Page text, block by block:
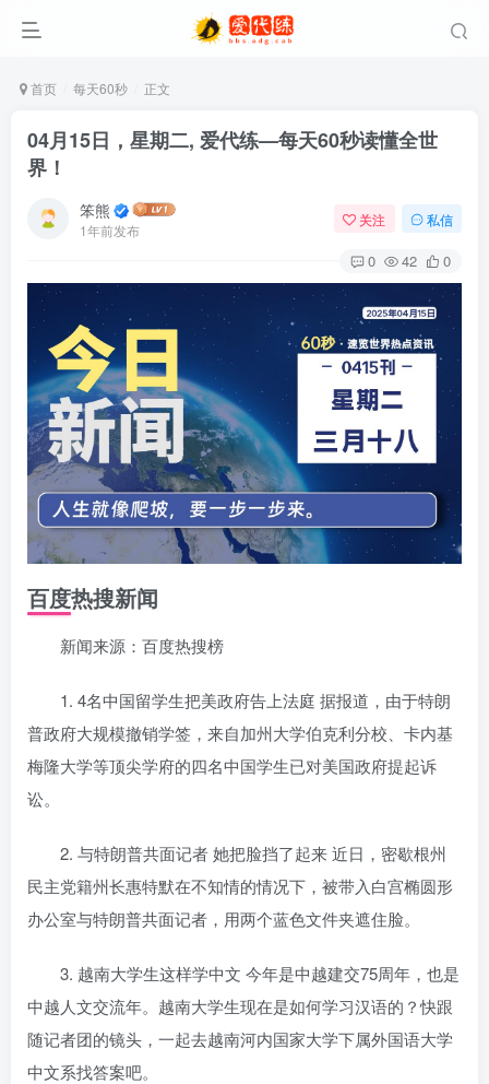
首页 每天60秒 正文
04月15日，星期二, 爱代练—每天60秒读懂全世
界！
笨熊
1年前发布
关注 私信
0 42 0
百度热搜新闻
新闻来源：百度热搜榜
1. 4名中国留学生把美政府告上法庭 据报道，由于特朗
普政府大规模撤销学签，来自加州大学伯克利分校、卡内基
梅隆大学等顶尖学府的四名中国学生已对美国政府提起诉
讼。
2. 与特朗普共面记者 她把脸挡了起来 近日，密歇根州
民主党籍州长惠特默在不知情的情况下，被带入白宫椭圆形
办公室与特朗普共面记者，用两个蓝色文件夹遮住脸。
3. 越南大学生这样学中文 今年是中越建交75周年，也是
中越人文交流年。越南大学生现在是如何学习汉语的？快跟
随记者团的镜头，一起去越南河内国家大学下属外国语大学
中文系找答案吧。